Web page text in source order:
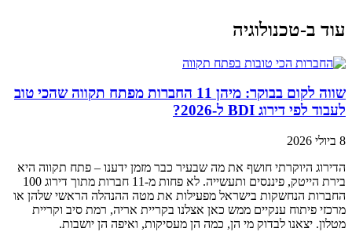
עוד ב-טכנולוגיה
שווה לקום בבוקר: מיהן 11 החברות מפתח תקווה שהכי טוב
לעבוד לפי דירוג BDI ל-2026?
8 ביולי 2026
הדירוג היוקרתי חושף את מה שבעיר כבר מזמן ידענו – פתח תקווה היא
בירת הייטק, פיננסים ותעשייה. לא פחות מ-11 חברות מתוך דירוג 100
החברות הנחשקות בישראל מפעילות את מטה ההנהלה הראשי שלהן או
מרכזי פיתוח ענקיים ממש כאן אצלנו בקריית אריה, רמת סיב וקריית
מטלון. יצאנו לבדוק מי הן, כמה הן מעסיקות, ואיפה הן יושבות.